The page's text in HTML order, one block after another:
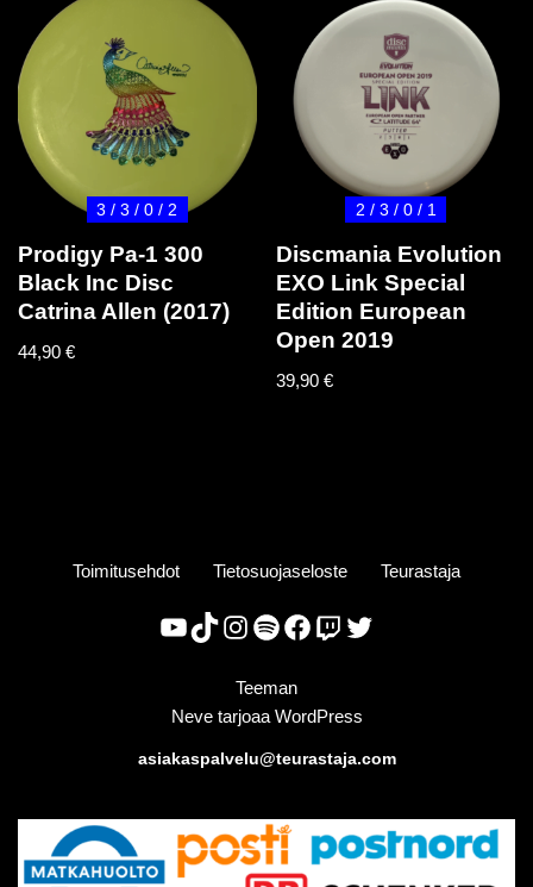
3 / 3 / 0 / 2
Prodigy Pa-1 300
Black Inc Disc
Catrina Allen (2017)
44,90 €
2 / 3 / 0 / 1
Discmania Evolution
EXO Link Special
Edition European
Open 2019
39,90€
Toimitusehdot Tietosuojaseloste Teurastaja
Teeman
NevetarjoaaWordPress
asiakaspalvelu@teurastaja.com